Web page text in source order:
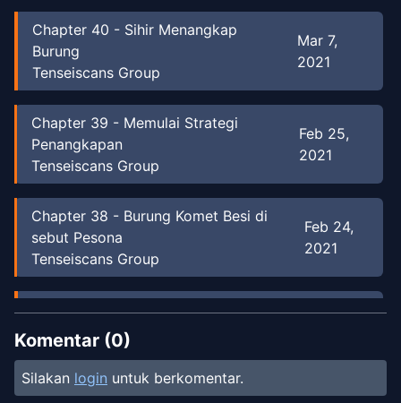
Chapter 40 - Sihir Menangkap
Burung
Tenseiscans Group
Mar 7,
2021
Chapter 39 - Memulai Strategi
Penangkapan
Tenseiscans Group
Feb 25,
2021
Chapter 38 - Burung Komet Besi di
sebut Pesona
Tenseiscans Group
Feb 24,
2021
Chapter37-Ujian Tingkat Satu
Tenseiscans Group
Chapter36 -Dukungan
Feb 6,
Komentar (0)
Silakan login untuk berkomentar.